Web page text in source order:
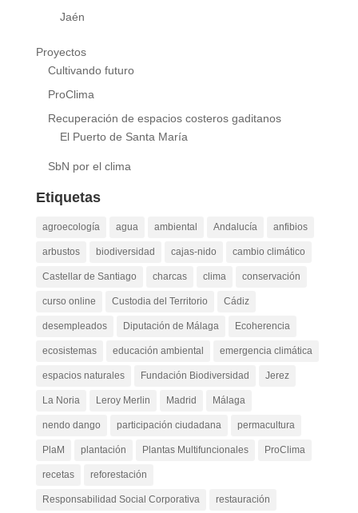
Jaén
Proyectos
Cultivando futuro
ProClima
Recuperación de espacios costeros gaditanos
El Puerto de Santa María
SbN por el clima
Etiquetas
agroecología agua ambiental Andalucía anfibios
arbustos biodiversidad cajas-nido cambio climático
Castellar de Santiago charcas clima conservación
curso online Custodia del Territorio Cádiz
desempleados Diputación de Málaga Ecoherencia
ecosistemas educación ambiental emergencia climática
espacios naturales Fundación Biodiversidad Jerez
La Noria Leroy Merlin Madrid Málaga
nendo dango participación ciudadana permacultura
PlaM plantación Plantas Multifuncionales ProClima
recetas reforestación
Responsabilidad Social Corporativa restauración